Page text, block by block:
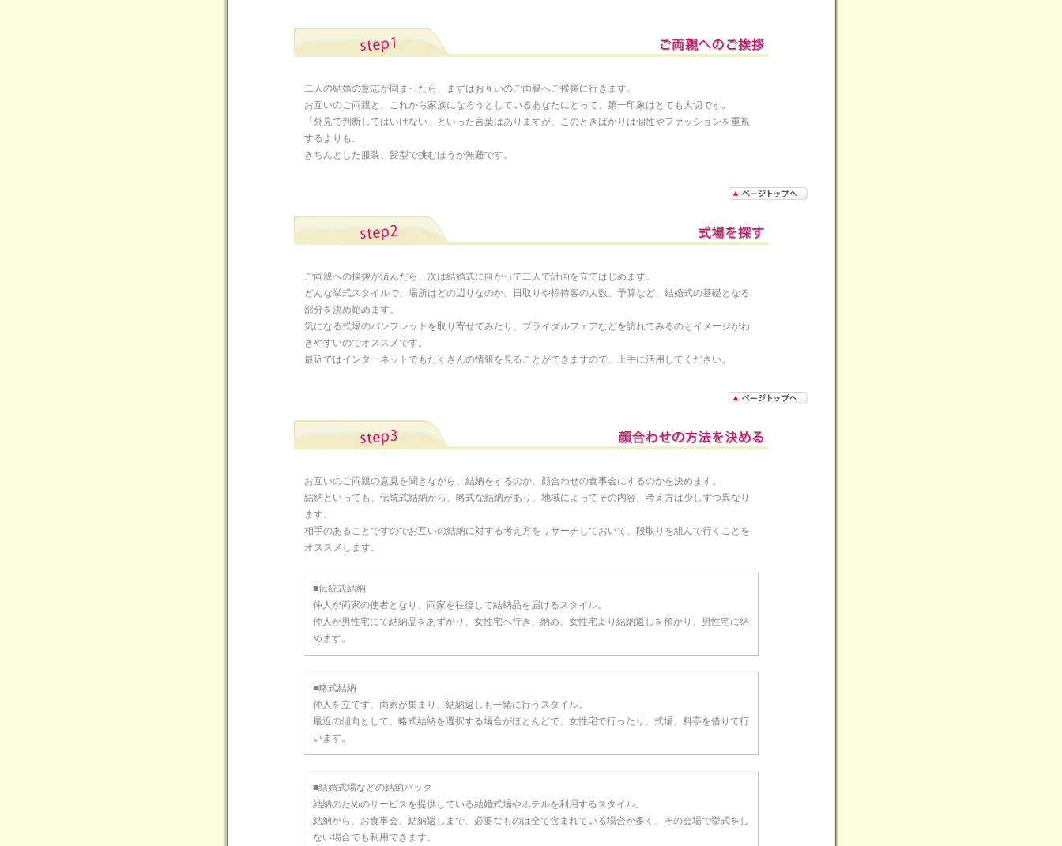
二人の結婚の意志が固まったら、まずはお互いのご両親へご挨拶に行きます。
お互いのご両親と、これから家族になろうとしているあなたにとって、第一印象はとても大切です。
「外見で判断してはいけない」といった言葉はありますが、このときばかりは個性やファッションを重視
するよりも、
きちんとした服装、髪型で挑むほうが無難です。
ご両親への挨拶が済んだら、次は結婚式に向かって二人で計画を立てはじめます。
どんな挙式スタイルで、場所はどの辺りなのか、日取りや招待客の人数、予算など、結婚式の基礎となる
部分を決め始めます。
気になる式場のパンフレットを取り寄せてみたり、ブライダルフェアなどを訪れてみるのもイメージがわ
きやすいのでオススメです。
最近ではインターネットでもたくさんの情報を見ることができますので、上手に活用してください。
お互いのご両親の意見を聞きながら、結納をするのか、顔合わせの食事会にするのかを決めます。
結納といっても、伝統式結納から、略式な結納があり、地域によってその内容、考え方は少しずつ異なり
ます。
相手のあることですのでお互いの結納に対する考え方をリサーチしておいて、段取りを組んで行くことを
オススメします。
■伝統式結納
仲人が両家の使者となり、両家を往復して結納品を届けるスタイル。
仲人が男性宅にて結納品をあずかり、女性宅へ行き、納め、女性宅より結納返しを預かり、男性宅に納
めます。
■略式結納
仲人を立てず、両家が集まり、結納返しも一緒に行うスタイル。
最近の傾向として、略式結納を選択する場合がほとんどで、女性宅で行ったり、式場、料亭を借りて行
います。
■結婚式場などの結納パック
結納のためのサービスを提供している結婚式場やホテルを利用するスタイル。
結納から、お食事会、結納返しまで、必要なものは全て含まれている場合が多く、その会場で挙式をし
ない場合でも利用できます。